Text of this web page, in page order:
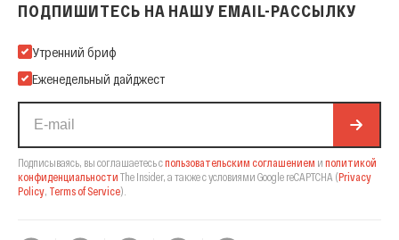
ПОДПИШИТЕСЬ НА НАШУ EMAIL-РАССЫЛКУ
Подпишитесь на нашу Email-рассылку
Утренний бриф
Еженедельный дайджест
Подписываясь, вы соглашаетесь спользовательским соглашением и политикой
конфиденциальности The Insider, а также с условиями Google reCAPTCHA (Privacy
Policy, Terms of Service).